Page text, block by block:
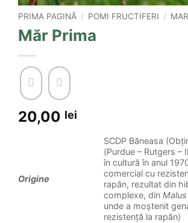
PRIMA PAGINĂ / POMI FRUCTIFERI / MAR
Măr Prima
20,00 lei
Origine
SCDP Băneasa
(Purdue – Rutgers –
în cultură în anul
comercial cu
rapăn, rezultat din
complexe, din
unde a moștenit
rezistență la rapăn)